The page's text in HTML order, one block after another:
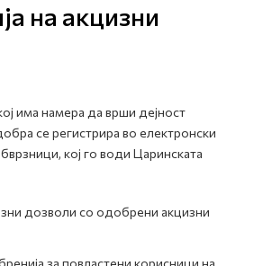
Open
на акцизни
има намера да врши дејност
се регистрира во електронски
кој го води Царинската
дозволи со одобрени акцизни
за повластени корисници на